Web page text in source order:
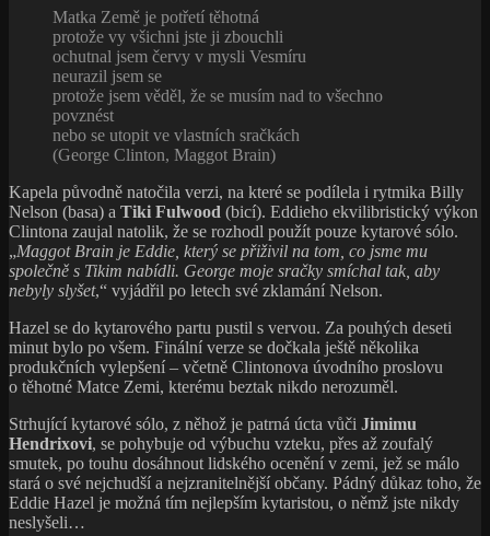
Matka Země je potřetí těhotná
protože vy všichni jste ji zbouchli
ochutnal jsem červy v mysli Vesmíru
neurazil jsem se
protože jsem věděl, že se musím nad to všechno
povznést
nebo se utopit ve vlastních sračkách
(George Clinton, Maggot Brain)
Kapela původně natočila verzi, na které se podílela i rytmika Billy
Nelson (basa) a Tiki Fulwood (bicí). Eddieho ekvilibristický výkon
Clintona zaujal natolik, že se rozhodl použít pouze kytarové sólo.
„Maggot Brain je Eddie, který se přiživil na tom, co jsme mu
společně s Tikim nabídli. George moje sračky smíchal tak, aby
nebyly slyšet,“ vyjádřil po letech své zklamání Nelson.
Hazel se do kytarového partu pustil s vervou. Za pouhých deseti
minut bylo po všem. Finální verze se dočkala ještě několika
produkčních vylepšení – včetně Clintonova úvodního proslovu
o těhotné Matce Zemi, kterému beztak nikdo nerozuměl.
Strhující kytarové sólo, z něhož je patrná úcta vůči Jimimu
Hendrixovi, se pohybuje od výbuchu vzteku, přes až zoufalý
smutek, po touhu dosáhnout lidského ocenění v zemi, jež se málo
stará o své nejchudší a nejzranitelnější občany. Pádný důkaz toho, že
Eddie Hazel je možná tím nejlepším kytaristou, o němž jste nikdy
neslyšeli…